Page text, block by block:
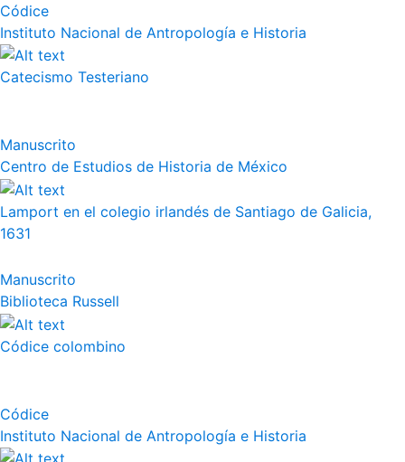
Códice
Instituto Nacional de Antropología e Historia
Catecismo Testeriano
Manuscrito
Centro de Estudios de Historia de México
Lamport en el colegio irlandés de Santiago de Galicia,
1631
Manuscrito
Biblioteca Russell
Códice colombino
Códice
Instituto Nacional de Antropología e Historia